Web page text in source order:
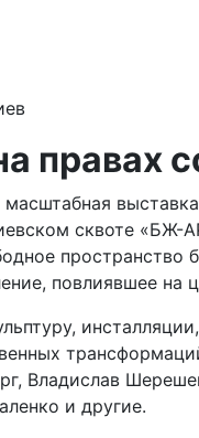
правах
сквоте «БЖ-
пространство
повлиявшее на
Владислав
и другие.